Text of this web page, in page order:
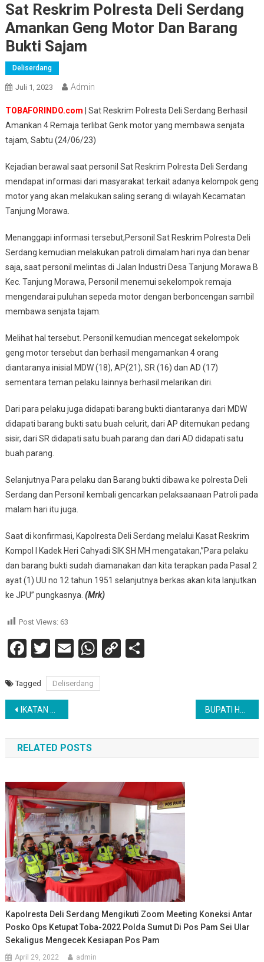
Sat Reskrim Polresta Deli Serdang
Amankan Geng Motor Dan Barang
Bukti Sajam
Deliserdang
Juli 1, 2023 Admin
TOBAFORINDO.com | Sat Reskrim Polresta Deli Serdang Berhasil
Amankan 4 Remaja terlibat Genk motor yang membawa senjata
tajam, Sabtu (24/06/23)
Kejadian berawal saat personil Sat Reskrim Polresta Deli Serdang
mendapat informasi dari masyarakat terkait adanya kelompok geng
motor yang akan melakukan saling serang di wilayah Kecamatan
Tanjung Morawa.
Menanggapi informasi tersebut,Personil Sat Reskrim Polresta Deli
Serdang kemudian melakukan patroli dimalam hari nya dan benar
saja, saat personil melintas di Jalan Industri Desa Tanjung Morawa B
Kec. Tanjung Morawa, Personil menemui sekelompok remaja
mengendarai puluhan sepeda motor dengan berboncengan sambil
membawa senjata tajam.
Melihat hal tersebut. Personil kemudian mencegat sekelompok
geng motor tersebut dan berhasil mengamankan 4 orang
diantaranya inisial MDW (18), AP(21), SR (16) dan AD (17)
sementara teman pelaku lainnya berhasil melarikan diri.
Dari para pelaku juga didapati barang bukti diantaranya dari MDW
didapati barang bukti satu buah celurit, dari AP ditemukan pedang
sisir, dari SR didapati satu buah parang dan dari AD didapati satu
buah parang.
Selanjutnya Para pelaku dan Barang bukti dibawa ke polresta Deli
Serdang dan Personil kembali gencarkan pelaksaanaan Patroli pada
malam hari itu juga.
Saat di konfirmasi, Kapolresta Deli Serdang melalui Kasat Reskrim
Kompol I Kadek Heri Cahyadi SIK SH MH mengatakan,”Para pelaku
dan barang bukti sudah diamanakan dan kita terapkan pada Pasal 2
ayat (1) UU no 12 tahun 1951 selanjutnya berkas akan kita lanjutkan
ke JPU” pungkasnya. (Mrk)
Post Views: 63
Facebook
Twitter
EmailWhatsApp
CopyShare
Tagged Deliserdang
Navigasi
pos
IKATAN PEMUDA KARYA (IPK) HADIRI HARI BAYANGKARA 77 DI POLRES HUMBANG HASUNDUTAN.
RELATED POSTS
Kapolresta Deli Serdang Mengikuti Zoom Meeting Koneksi Antar
Posko Ops Ketupat Toba-2022 Polda Sumut Di Pos Pam Sei Ular
Sekaligus Mengecek Kesiapan Pos Pam
April 29, 2022 admin